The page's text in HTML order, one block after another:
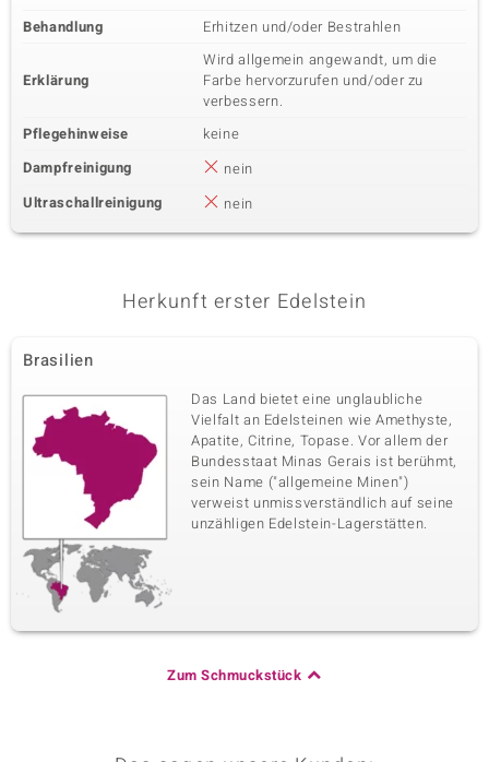
Behandlung Erhitzen und/oder Bestrahlen
Erklärung
Wird allgemein angewandt, um die
Farbe hervorzurufen und/oder zu
verbessern.
Pflegehinweise
keine
Dampfreinigung
nein
Ultraschallreinigung
nein
Herkunft erster Edelstein
Brasilien
Das Land bietet eine unglaubliche
Vielfalt an Edelsteinen wie Amethyste,
Apatite, Citrine, Topase. Vor allem der
Bundesstaat Minas Gerais ist berühmt,
sein Name ("allgemeine Minen")
verweist unmissverständlich auf seine
unzähligen Edelstein-Lagerstätten.
Zum Schmuckstück